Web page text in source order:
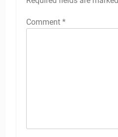
Comment *